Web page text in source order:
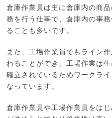
倉庫作業員は主に倉庫内の商
務を行う仕事で、倉庫内の事
ることも多いです。
また、工場作業員でもライン
わることができ、工場作業は
確立されているためワークラ
なっています。
倉庫作業員や工場作業員をは